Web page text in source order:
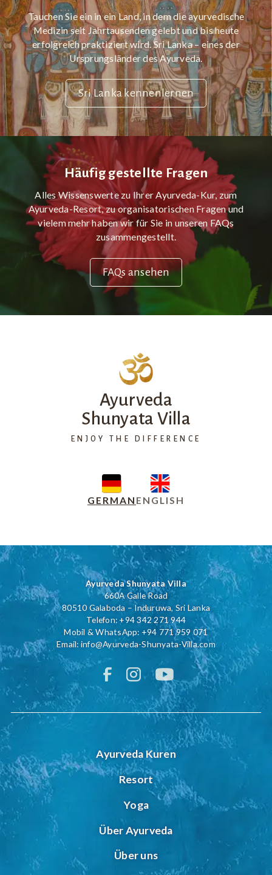
Tauchen Sie ein in ein Land, in dem die ayurvedische
Medizin seit Jahrtausenden gelebt und bis heute
erfolgreich praktiziert wird. Sri Lanka – eines der
Ursprungsländer des Ayurveda.
Sri Lanka kennenlernen
Häufig gestellte Fragen
Alles Wissenswerte zu Ihrer Ayurveda-Kur, zum
Ayurveda-Resort, zu organisatorischen Fragen und
vielem mehr haben wir für Sie in unseren FAQs
zusammengestellt.
FAQs ansehen
Ayurveda
Shunyata Villa
ENJOY THE DIFFERENCE
GERMAN ENGLISH
Ayurveda Shunyata Villa
660A Galle Road
80510 Galaboda – Induruwa, Sri Lanka
Telefon: +94 342 271 944
Mobil & WhatsApp: +94 771 959 071
Email: info@Ayurveda-Shunyata-Villa.com
Ayurveda Kuren
Resort
Yoga
Über Ayurveda
Über uns